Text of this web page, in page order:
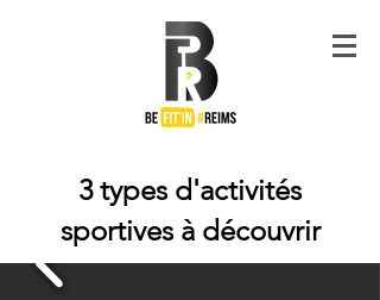
3 types d'activités
sportives à découvrir